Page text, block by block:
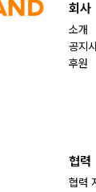
회사
소개
공지
후원
협력
협력